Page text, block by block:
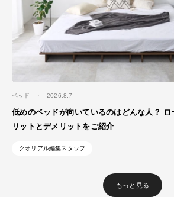
ベッド 2026.8.7
低めのベッドが向いているのはどんな人？ ロ
リットとデメリットをご紹介
クオリアル編集スタッフ
もっと見る